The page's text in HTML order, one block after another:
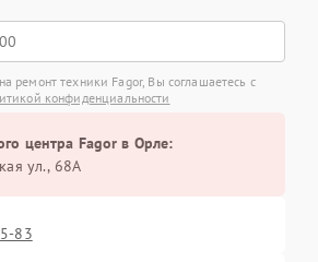
ремонт техники Fagor, Вы соглашаетесь с
конфиденциальности
центра Fagor в Орле:
ул., 68А
83